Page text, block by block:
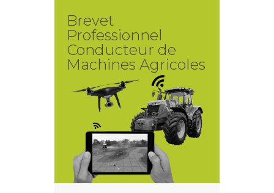
Brevet
Professionnel
Conducteur de
Machines Agricoles